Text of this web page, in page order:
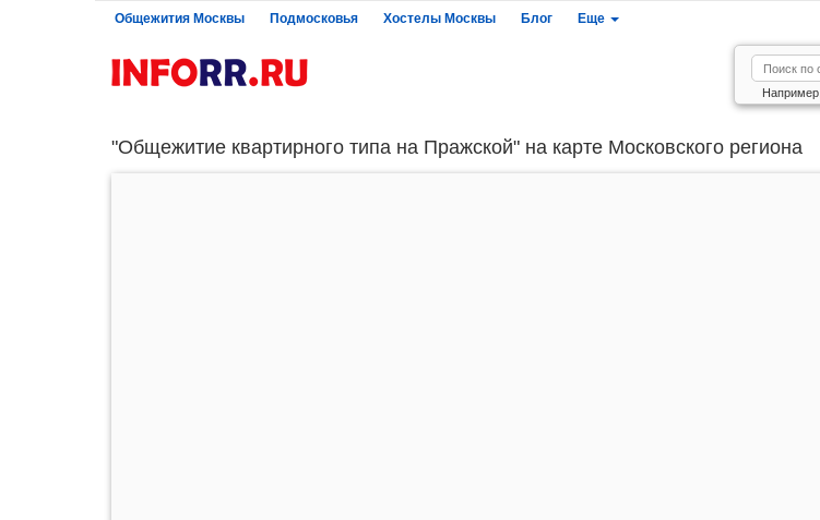
Общежития Москвы Подмосковья Хостелы Москвы Блог Еще
Например,
"Общежитие квартирного типа на Пражской" на карте Московского региона